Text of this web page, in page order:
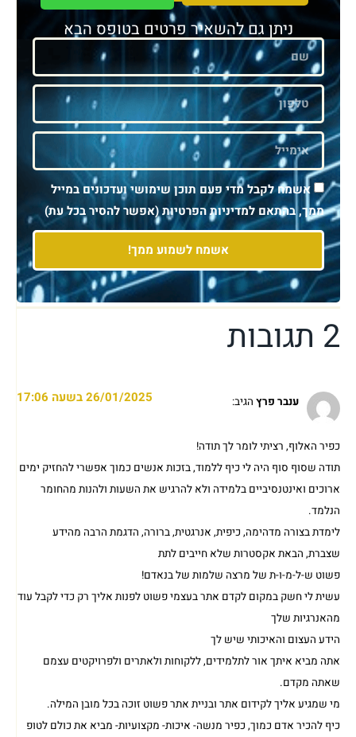
ניתן גם להשאיר פרטים בטופס הבא
אשמח לקבל מדי פעם תוכן שימושי ועדכונים במייל
ממך, בהתאם למדיניות הפרטיות (אפשר להסיר בכל עת)
אשמח לשמוע ממך!
2 תגובות
ענבר פרץ הגיב: 26/01/2025 בשעה 17:06
כפיר האלוף, רציתי לומר לך תודה!
תודה שסוף סוף היה לי כיף ללמוד, בזכות אנשים כמוך אפשרי להחזיק ימים
ארוכים ואינטנסיביים בלמידה ולא להרגיש את השעות ולהנות מהחומר
הנלמד.
לימדת בצורה מדהימה, כיפית, אנרגטית, ברורה, הדגמת הרבה מהידע
שצברת, הבאת אקסטרות שלא חייבים לתת
פשוט ש-ל-מ-ו-ת של מרצה שלמות של בנאדם!
עשית לי חשק במקום לקדם אתר בעצמי פשוט לפנות אליך רק כדי לקבל עוד
מהאנרגיות שלך
הידע העצום והאיכותי שיש לך
אתה מביא איתך אור לתלמידים, ללקוחות ולאתרים ולפרויקטים עצמם
שאתה מקדם.
מי שמגיע אליך לקידום אתר ובניית אתר פשוט זוכה בכל מובן המילה.
כיף להכיר אדם כמוך, כפיר מנשה- איכות- מקצועיות- מביא את כולם לטופ